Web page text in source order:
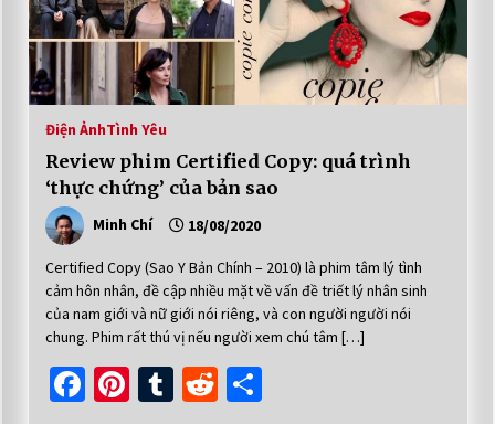
Điện ẢnhTình Yêu
Review phim Certified Copy: quá trình
‘thực chứng’ của bản sao
Minh Chí 18/08/2020
Certified Copy (Sao Y Bản Chính – 2010) là phim tâm lý tình
cảm hôn nhân, đề cập nhiều mặt về vấn đề triết lý nhân sinh
của nam giới và nữ giới nói riêng, và con người người nói
chung. Phim rất thú vị nếu người xem chú tâm […]
Facebook
Pinterest
Tumblr
RedditShare